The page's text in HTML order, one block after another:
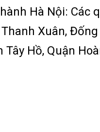
Hà Nội: Các
Xuân,
Hồ, Quận